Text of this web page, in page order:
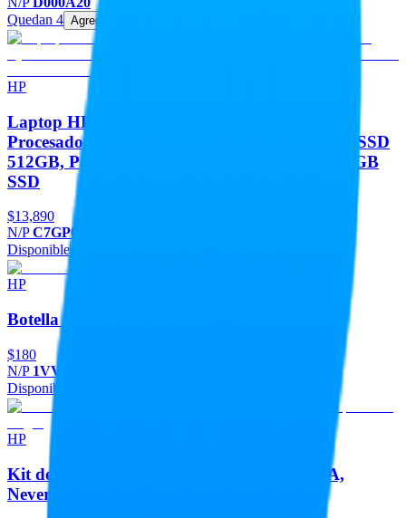
Quedan 4 Agregar
HP
Laptop HP 255R G10 (C7GP0AT#ABM).
Procesador AMD Ryzen 3 7335U - RAM 8GB, SSD
512GB, Pantalla 15.6, Windows 11 Home 512 GB
SSD
$13,890
N/PC7GP0AT#ABM
Disponible
HP
Botella de tinta HP GT53 - 1VV22AL, Negro
$180
N/P 1VV22AL
Disponible
HP
Kit de Recarga de Toner HP 103A - W1103A,
Neverstop Laser -Negro